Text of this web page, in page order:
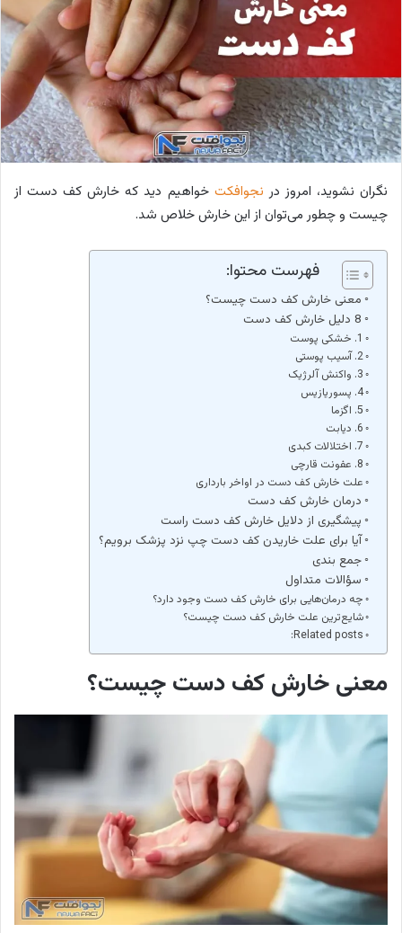
نگران نشوید، امروز در نجوافکتخواهیم دید که خارش کف دست از
چیست و چطور می‌توان از این خارش خلاص شد.
فهرست محتوا:
معنی خارش کف دست چیست؟
8 دلیل خارش کف دست
1. خشکی پوست
2. آسیب پوستی
3. واکنش آلرژیک
4. پسوریازیس
5. اگزما
6. دیابت
7. اختلالات کبدی
8. عفونت قارچی
علت خارش کف دست در اواخر بارداری
درمان خارش کف دست
پیشگیری از دلایل خارش کف دست راست
آیا برای علت خاریدن کف دست چپ نزد پزشک برویم؟
جمع بندی
سؤالات متداول
چه درمان‌هایی برای خارش کف دست وجود دارد؟
شایع‌ترین علت خارش کف دست چیست؟
Related posts:
معنی خارش کف دست چیست؟